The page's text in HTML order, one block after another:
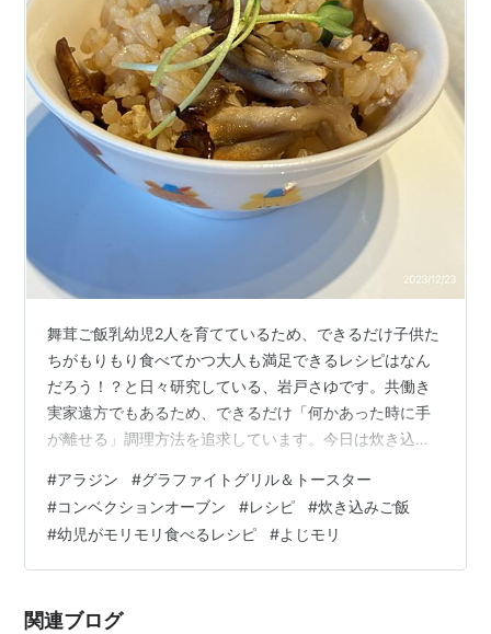
舞茸ご飯乳幼児2人を育てているため、できるだけ子供た
ちがもりもり食べてかつ大人も満足できるレシピはなん
だろう！？と日々研究している、岩戸さゆです。共働き
実家遠方でもあるため、できるだけ「何かあった時に手
が離せる」調理方法を追求しています。今日は炊き込み
作ります。幼児がモリモリ食べる「舞茸ご飯」のレシピ
材料（大人２人、乳幼児２人分） 米 2合 舞茸 170g 油揚
げ 1枚 ●水 300g ●薄口醤油 10g ●めんつゆ（3倍濃
縮） 15g ※幼児向けのため薄味です。 調理手順 洗米し、
て…
#アラジン #グラファイトグリル＆トースター
#コンベクションオーブン #レシピ #炊き込みご飯
#幼児がモリモリ食べるレシピ #よじモリ
関連ブログ